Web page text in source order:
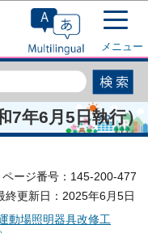
の本文へ移動
メニュー
7年6月5日執行）
ページ番号：145-200-477
終更新日：2025年6月5日
動場照明器具改修工